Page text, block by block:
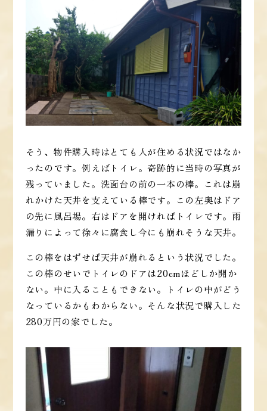
そう、物件購入時はとても人が住める状況ではなか
ったのです。例えばトイレ。奇跡的に当時の写真が
残っていました。洗面台の前の一本の棒。これは崩
れかけた天井を支えている棒です。この左奥はドア
の先に風呂場。右はドアを開ければトイレです。雨
漏りによって徐々に腐食し今にも崩れそうな天井。
この棒をはずせば天井が崩れるという状況でした。
この棒のせいでトイレのドアは20cmほどしか開か
ない。中に入ることもできない。トイレの中がどう
なっているかもわからない。そんな状況で購入した
280万円の家でした。